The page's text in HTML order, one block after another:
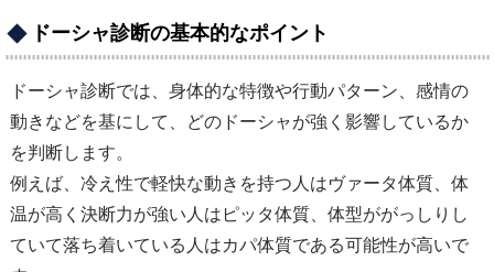
ドーシャ診断の基本的なポイント
ドーシャ診断では、身体的な特徴や行動パターン、感情の
動きなどを基にして、どのドーシャが強く影響しているか
を判断します。
例えば、冷え性で軽快な動きを持つ人はヴァータ体質、体
温が高く決断力が強い人はピッタ体質、体型ががっしりし
ていて落ち着いている人はカパ体質である可能性が高いで